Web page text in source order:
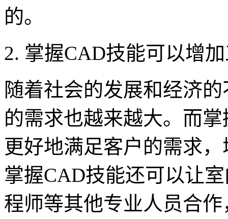
的。
2. 掌握CAD技能可以增
随着社会的发展和经济
的需求也越来越大。而
更好地满足客户的需求
掌握CAD技能还可以让
程师等其他专业人员合